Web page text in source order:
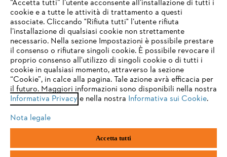
Termini e condizioni generali Privacy policy
Note legali Cookies Informazioni legali
Andreas STIHL S.p.A. - Viale delle Industrie, 15
20040 Cambiago (MI)
Email:info@stihl.it
PEC:amministrazione@stihl-pec.it
Numero di partita IVA: 09883420151.
Società a socio unico, soggetta a direzione e coordinamento di Andreas
UNTERSTÜTZT
Sie nutzen einen Browser, den wir noch nicht unterstützen. Für
eine optimale Nutzung unserer Seite empfehlen wir Ihnen, zu
einem der folgenden Browser zu wechseln:
firefox chrome
safari edge
“Accetta tutti” l’utente acconsente all’installazione di tutti i
cookie e a tutte le attività di trattamento a questi
associate. Cliccando "Rifiuta tutti" l’utente rifiuta
l’installazione di qualsiasi cookie non strettamente
necessario. Nella sezione Impostazioni è possibile prestare
il consenso o rifiutare singoli cookie. È possibile revocare il
proprio consenso all'utilizzo di singoli cookie o di tutti i
cookie in qualsiasi momento, attraverso la sezione
“Cookie”, in calce alla pagina. Tale azione avrà efficacia per
il futuro. Maggiori informazioni sono disponibili nella nostra
Informativa Privacy e nella nostra Informativa sui Cookie.
Nota legale
Accetta tutti